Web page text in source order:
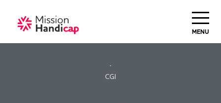
MENU
CGI